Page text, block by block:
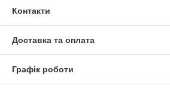
Контакти
Доставка та оплата
Графік роботи